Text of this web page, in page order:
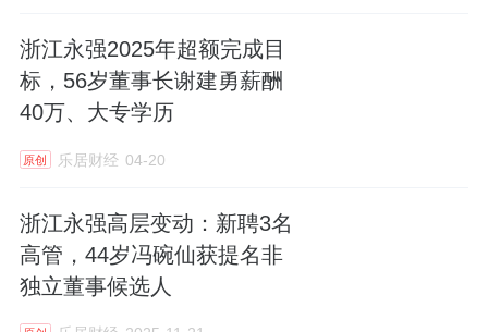
此外，受证券市场波动影响，浙江永强实现股
票投资收益及公允价值变动收益影响本报告期
净利润增加约1.68亿元。两项非经常性损益合
计影响利润3.13 亿元，撑起了净利润增幅的
不过，尽管补偿款短期内美化了财务报表，但
也埋下业绩波动隐患。
浙江永强2025年超额完成目
标，56岁董事长谢建勇薪酬
40万、大专学历
原创 乐居财经 04-20
浙江永强高层变动：新聘3名
高管，44岁冯碗仙获提名非
独立董事候选人